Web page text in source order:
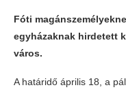
Fóti
egyházaknak hirdetett
város.
A határidő április 18, a